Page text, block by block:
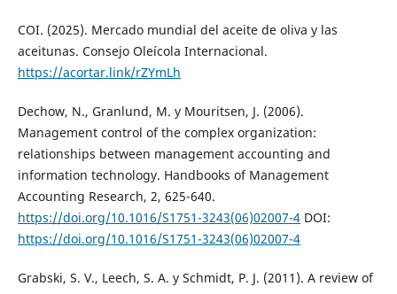
COI. (2025). Mercado mundial del aceite de oliva y las
aceitunas. Consejo Oleícola Internacional.
https://acortar.link/rZYmLh
Dechow, N., Granlund, M. y Mouritsen, J. (2006).
Management control of the complex organization:
relationships between management accounting and
information technology. Handbooks of Management
Accounting Research, 2, 625-640.
https://doi.org/10.1016/S1751-3243(06)02007-4DOI:
https://doi.org/10.1016/S1751-3243(06)02007-4
Grabski, S. V., Leech, S. A. y Schmidt, P. J. (2011). A review of